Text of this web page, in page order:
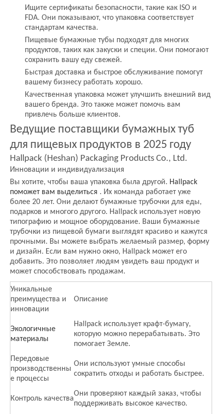
Ищите сертификаты безопасности, такие как ISO и
FDA. Они показывают, что упаковка соответствует
стандартам качества.
Пищевые бумажные тубы подходят для многих
продуктов, таких как закуски и специи. Они помогают
сохранить вашу еду свежей.
Быстрая доставка и быстрое обслуживание помогут
вашему бизнесу работать хорошо.
Качественная упаковка может улучшить внешний вид
вашего бренда. Это также может помочь вам
привлечь больше клиентов.
Ведущие поставщики бумажных туб
для пищевых продуктов в 2025 году
Hallpack (Heshan) Packaging Products Co., Ltd.
Инновации и индивидуализация
Вы хотите, чтобы ваша упаковка была другой. Hallpack
поможет вам выделиться . Их команда работает уже
более 20 лет. Они делают бумажные трубочки для еды,
подарков и многого другого. Hallpack использует новую
типографию и мощное оборудование. Ваши бумажные
трубочки из пищевой бумаги выглядят красиво и кажутся
прочными. Вы можете выбрать желаемый размер, форму
и дизайн. Если вам нужно окно, Hallpack может его
добавить. Это позволяет людям увидеть ваш продукт и
может способствовать продажам.
Уникальные
преимущества и
инновации
Описание
Экологичные
материалы
Hallpack использует крафт-бумагу,
которую можно перерабатывать. Это
помогает Земле.
Передовые
производственны
е процессы
Они используют умные способы
сократить отходы и работать быстрее.
Контроль качества
Они проверяют каждый заказ, чтобы
поддерживать высокое качество.